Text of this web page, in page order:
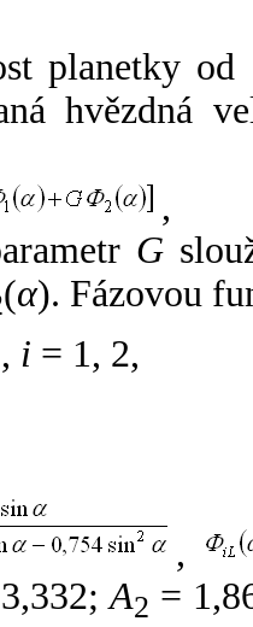
planetky od
hvězdná
,
G
(α). Fázovou
, i = 1, 2,
,
A2 =